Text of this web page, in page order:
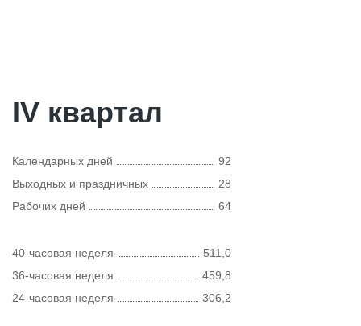
IV квартал
Календарных дней
92
Выходных и праздничных
28
Рабочих дней
64
40-часовая неделя
511,0
36-часовая неделя
459,8
24-часовая неделя
306,2